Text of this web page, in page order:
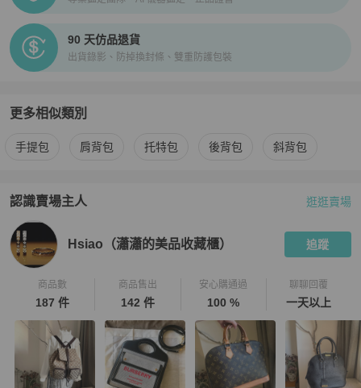
90 天仿品退貨
出貨錄影、防掉換封條、雙重防護包裝
更多相似類別
更多Louis Vuitton女包 相似商品推薦
手提包 肩背包 托特包 後背包 斜背包
認識賣場主人
PopChill 拍拍圈嚴選賣家 Hsiao（瀟瀟的美品收藏櫃）介紹
逛逛賣場
Hsiao（瀟瀟的美品收藏櫃） 追蹤
商品數
187 件
商品售出
142 件
安心購通過
100 %
聊聊回覆
一天以上